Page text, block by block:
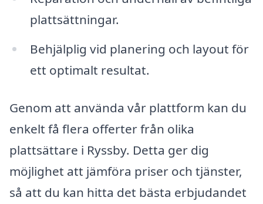
plattsättningar.
Behjälplig vid planering och layout för
ett optimalt resultat.
Genom att använda vår plattform kan du
enkelt få flera offerter från olika
plattsättare i Ryssby. Detta ger dig
möjlighet att jämföra priser och tjänster,
så att du kan hitta det bästa erbjudandet